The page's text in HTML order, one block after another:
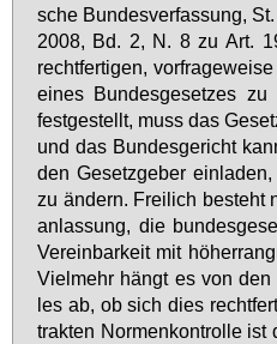
sche Bun­des­ver­fas­sung,
2008, Bd. 2, N. 8 zu Art.
recht­fer­ti­gen,
ei­nes Bun­des­ge­set­zes
fest­ge­stellt, muss das
und das Bun­des­ge­richt
den Ge­setz­ge­ber
zu än­dern. Frei­lich
an­las­sung, die
Ver­ein­bar­keit mit
Viel­mehr hängt es von
les ab, ob sich dies
trak­ten Nor­men­kon­trol­le ist